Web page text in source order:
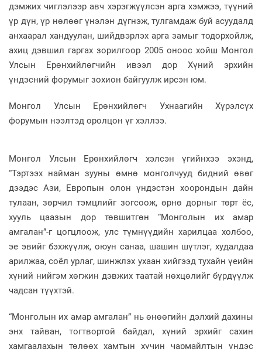
дэмжих чиглэлээр авч хэрэгжүүлсэн арга хэмжээ, түүний
үр дүн, үр нөлөөг үнэлэн дүгнэж, тулгамдаж буй асуудалд
анхаарал хандуулан, шийдвэрлэх арга замыг тодорхойлж,
ахиц дэвшил гаргах зорилгоор 2005 оноос хойш Монгол
Улсын Ерөнхийлөгчийн ивээл дор Хүний эрхийн
үндэсний форумыг зохион байгуулж ирсэн юм.
Монгол Улсын Ерөнхийлөгч Ухнаагийн Хүрэлсүх
форумын нээлтэд оролцон үг хэллээ.
Монгол Улсын Ерөнхийлөгч хэлсэн үгийнхээ эхэнд,
“Тэртээх найман зууны өмнө монголчууд бидний өвөг
дээдэс Ази, Европын олон үндэстэн хоорондын дайн
тулаан, зөрчил тэмцлийг зогсоож, өрнө дорныг төрт ёс,
хууль цаазын дор төвшитгөн “Монголын их амар
амгалан”-г цогцлоож, улс түмнүүдийн харилцаа холбоо,
эе эвийг бэхжүүлж, оюун санаа, шашин шүтлэг, худалдаа
арилжаа, соёл урлаг, шинжлэх ухаан хийгээд тухайн үеийн
хүний нийгэм хөгжин дэвжих таатай нөхцөлийг бүрдүүлж
чадсан түүхтэй.
“Монголын их амар амгалан” нь өнөөгийн дэлхий дахины
энх тайван, тогтвортой байдал, хүний эрхийг сахин
хамгаалахын төлөөх хамтын хүчин чармайлтын үндэс